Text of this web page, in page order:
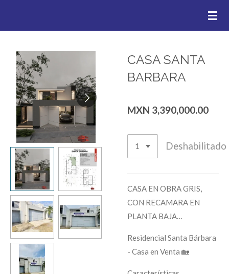
principal
CASA SANTA
BARBARA
MXN 3,390,000.00
Deshabilitado
CASA EN OBRA GRIS,
CON RECAMARA EN
PLANTA BAJA…
Residencial Santa Bárbara
- Casa en Venta 🏡